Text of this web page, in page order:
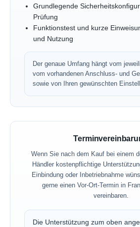
Grundlegende
Prüfung
Funktionstest und kurze
und Nutzung
Der genaue Umfang hängt vom
vom vorhandenen Anschluss- und
sowie von Ihren gewünschten
Wenn Sie nach dem Kauf bei einem
Händler kostenpflichtige
Einbindung oder Inbetriebnahme
gerne einen Vor-Ort-Termin in
vereinbaren.
Die Unterstützung zum oben